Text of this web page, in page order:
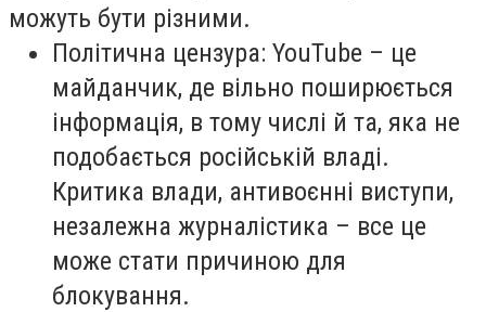
можуть бути різними.
Політична цензура: YouTube – це
майданчик, де вільно поширюється
інформація, в тому числі й та, яка не
подобається російській владі.
Критика влади, антивоєнні виступи,
незалежна журналістика – все це
може стати причиною для
блокування.